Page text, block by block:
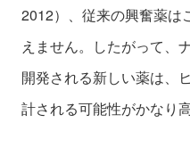
2012）、従来の興奮薬は
えません。したがって、
開発される新しい薬は、
計される可能性がかなり